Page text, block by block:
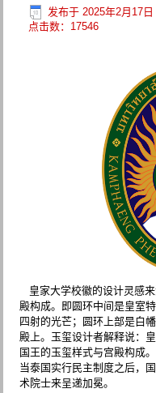
发布于 2025年2月17
点击数：17546
皇家大学校徽的设计灵感
殿构成。即圆环中间是皇室
四射的光芒；圆环上部是白
殿上。玉玺设计者解释说：
国王的玉玺样式与宫殿构成
当泰国实行民主制度之后，
术院士来呈递加冕。